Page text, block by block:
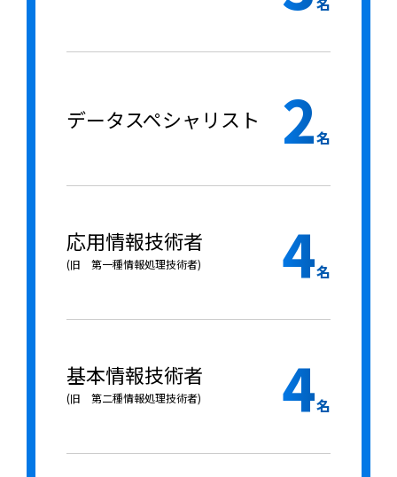
データスペシャリスト 2名
応用情報技術者
(旧 第一種情報処理技術者) 4名
基本情報技術者
(旧 第二種情報処理技術者) 4名